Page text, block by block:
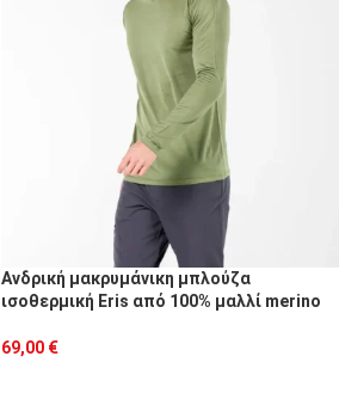
Ανδρική μακρυμάνικη μπλούζα
ισοθερμική Eris από 100% μαλλί merino
69,00 €